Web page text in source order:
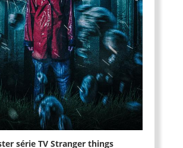
série TV Stranger things